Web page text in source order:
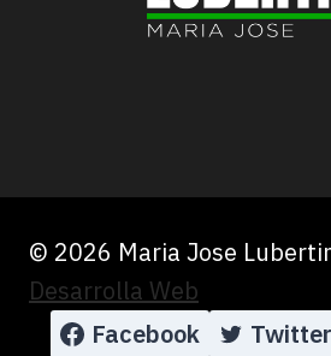
© 2026 Maria Jose
Desarrolla Web
Facebook
Twitter